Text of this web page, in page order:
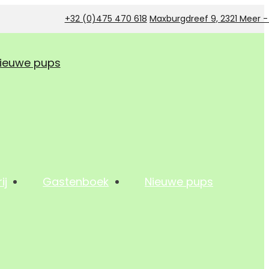
+32 (0)475 470 618 Maxburgdreef 9, 2321 Meer
pups
Gastenboek Nieuwe pups